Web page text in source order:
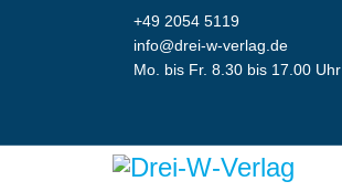
+49 2054 5119
info@drei-w-verlag.de
Mo. bis Fr. 8.30 bis 17.00 Uhr